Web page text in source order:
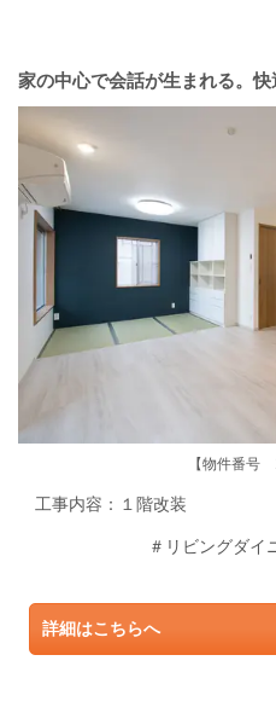
家の中心で会話が生まれる。快
【物件番号
工事内容：１階改装
＃リビングダイニン
＃洗面室 ＃
詳細はこちらへ